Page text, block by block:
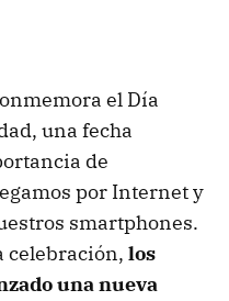
el Día
una fecha
de
por Internet y
smartphones.
celebración, los
una nueva